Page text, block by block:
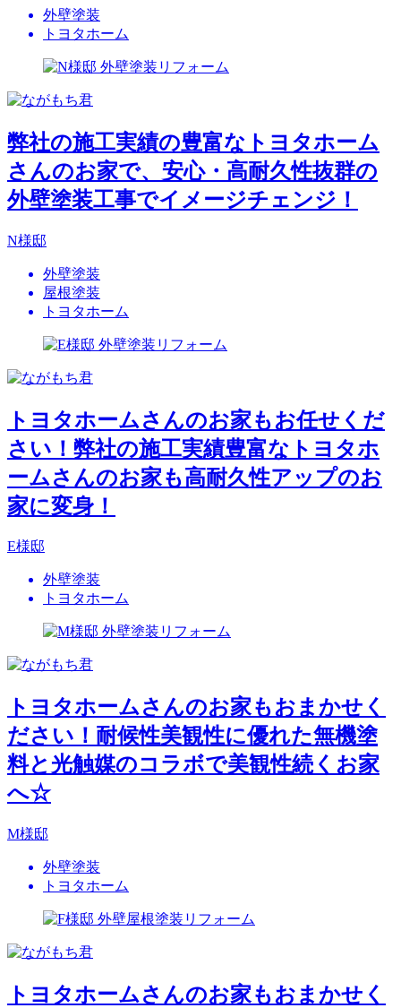
外壁塗装
トヨタホーム
弊社の施工実績の豊富なトヨタホーム
さんのお家で、安心・高耐久性抜群の
外壁塗装工事でイメージチェンジ！
N様邸
外壁塗装
屋根塗装
トヨタホーム
トヨタホームさんのお家もお任せくだ
さい！弊社の施工実績豊富なトヨタホ
ームさんのお家も高耐久性アップのお
家に変身！
E様邸
外壁塗装
トヨタホーム
トヨタホームさんのお家もおまかせく
ださい！耐候性美観性に優れた無機塗
料と光触媒のコラボで美観性続くお家
へ☆
M様邸
外壁塗装
トヨタホーム
トヨタホームさんのお家もおまかせく